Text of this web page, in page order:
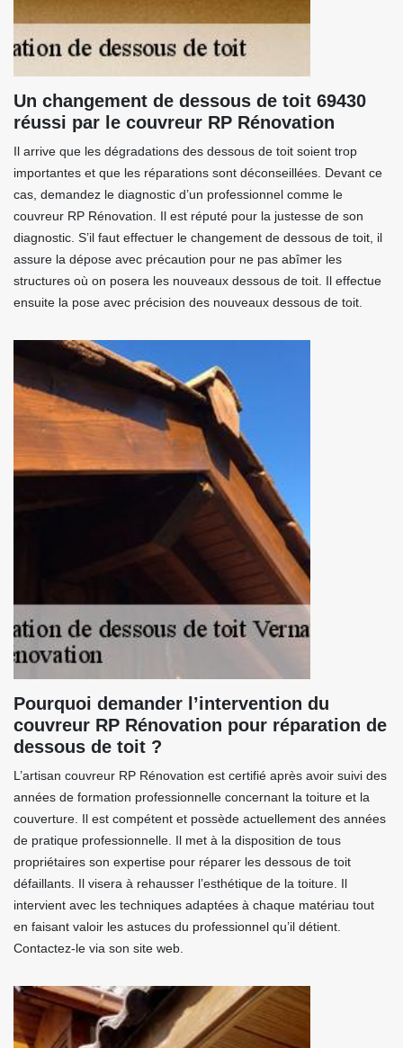
Un changement de dessous de toit 69430
réussi par le couvreur RP Rénovation
Il arrive que les dégradations des dessous de toit soient trop
importantes et que les réparations sont déconseillées. Devant ce
cas, demandez le diagnostic d’un professionnel comme le
couvreur RP Rénovation. Il est réputé pour la justesse de son
diagnostic. S’il faut effectuer le changement de dessous de toit, il
assure la dépose avec précaution pour ne pas abîmer les
structures où on posera les nouveaux dessous de toit. Il effectue
ensuite la pose avec précision des nouveaux dessous de toit.
Pourquoi demander l’intervention du
couvreur RP Rénovation pour réparation de
dessous de toit ?
L’artisan couvreur RP Rénovation est certifié après avoir suivi des
années de formation professionnelle concernant la toiture et la
couverture. Il est compétent et possède actuellement des années
de pratique professionnelle. Il met à la disposition de tous
propriétaires son expertise pour réparer les dessous de toit
défaillants. Il visera à rehausser l’esthétique de la toiture. Il
intervient avec les techniques adaptées à chaque matériau tout
en faisant valoir les astuces du professionnel qu’il détient.
Contactez-le via son site web.